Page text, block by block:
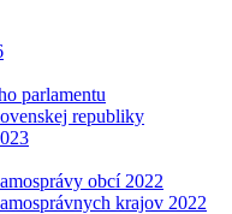
parlamentu
republiky
obcí 2022
krajov 2022